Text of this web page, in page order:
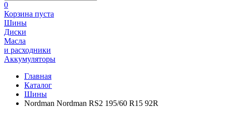
0
Корзина пуста
Шины
Диски
Масла
и расходники
Аккумуляторы
Главная
Каталог
Шины
Nordman Nordman RS2 195/60 R15 92R